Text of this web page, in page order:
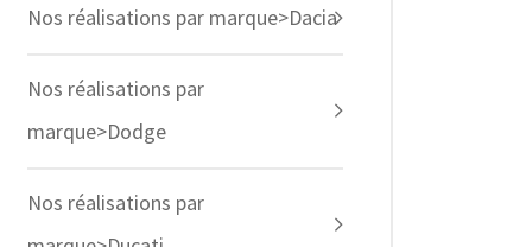
Nos réalisations par marque>Dacia
Nos réalisations par
marque>Dodge
Nos réalisations par